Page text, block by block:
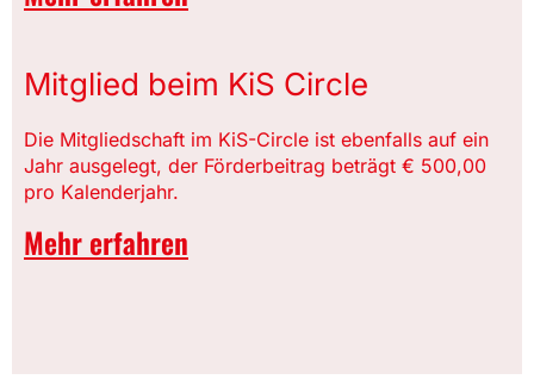
Mitglied beim KiS Circle
Die Mitgliedschaft im KiS-Circle ist ebenfalls auf ein
Jahr ausgelegt, der Förderbeitrag beträgt € 500,00
pro Kalenderjahr.
Mehr erfahren